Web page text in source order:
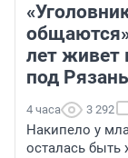
лет живет
под
4 часа 3 292
Накипело у
осталась быть